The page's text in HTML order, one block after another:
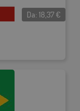
Da:18,37€